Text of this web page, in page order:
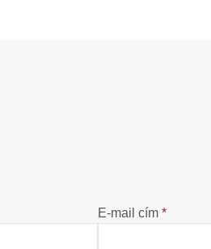
E-mail cím *